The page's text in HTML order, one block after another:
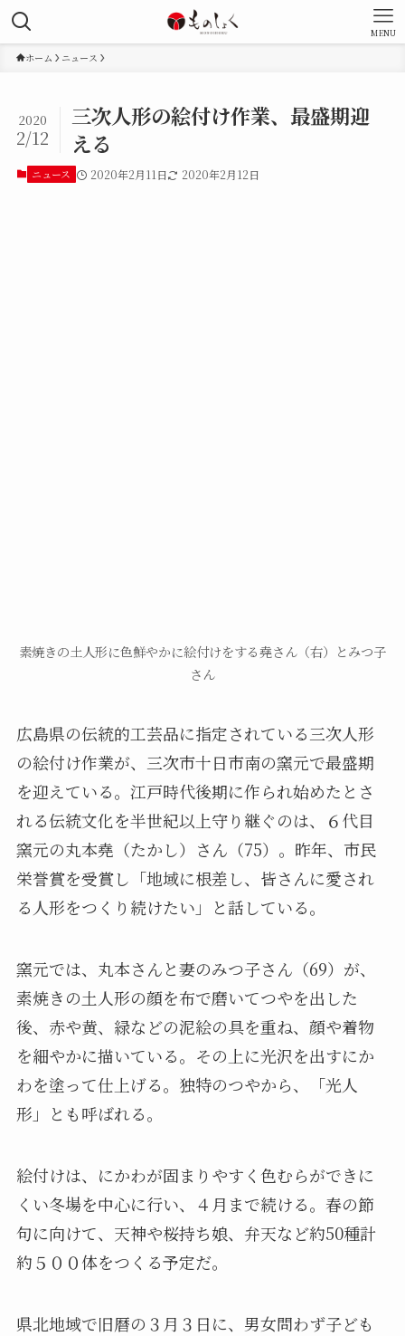
MENU
ホーム ニュース
三次人形の絵付け作業、最盛期迎
える
2020
2/12
ニュース 2020年2月11日 2020年2月12日
素焼きの土人形に色鮮やかに絵付けをする堯さん（右）とみつ子
さん
広島県の伝統的工芸品に指定されている三次人形
の絵付け作業が、三次市十日市南の窯元で最盛期
を迎えている。江戸時代後期に作られ始めたとさ
れる伝統文化を半世紀以上守り継ぐのは、６代目
窯元の丸本堯（たかし）さん（75）。昨年、市民
栄誉賞を受賞し「地域に根差し、皆さんに愛され
る人形をつくり続けたい」と話している。
窯元では、丸本さんと妻のみつ子さん（69）が、
素焼きの土人形の顔を布で磨いてつやを出した
後、赤や黄、緑などの泥絵の具を重ね、顔や着物
を細やかに描いている。その上に光沢を出すにか
わを塗って仕上げる。独特のつやから、「光人
形」とも呼ばれる。
絵付けは、にかわが固まりやすく色むらができに
くい冬場を中心に行い、４月まで続ける。春の節
句に向けて、天神や桜持ち娘、弁天など約50種計
約５００体をつくる予定だ。
県北地域で旧暦の３月３日に、男女問わず子ども